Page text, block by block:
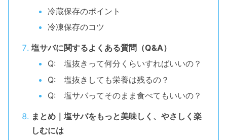
冷蔵保存のポイント
冷凍保存のコツ
塩サバに関するよくある質問（Q&A）
Q: 塩抜きって何分くらいすればいいの？
Q: 塩抜きしても栄養は残るの？
Q: 塩サバってそのまま食べてもいいの？
まとめ｜塩サバをもっと美味しく、やさしく楽
しむには